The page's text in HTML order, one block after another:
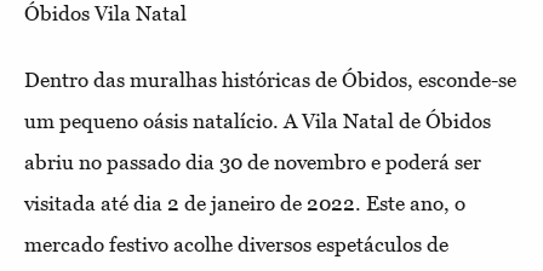
Óbidos Vila Natal
Dentro das muralhas históricas de Óbidos, esconde-se
um pequeno oásis natalício. A Vila Natal de Óbidos
abriu no passado dia 30 de novembro e poderá ser
visitada até dia 2 de janeiro de 2022. Este ano, o
mercado festivo acolhe diversos espetáculos de